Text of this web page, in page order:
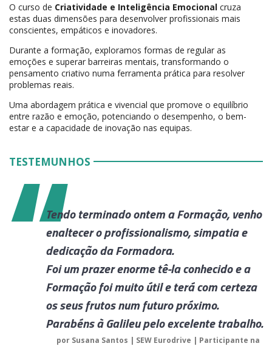
O curso de Criatividade e Inteligência Emocional cruza
estas duas dimensões para desenvolver profissionais mais
conscientes, empáticos e inovadores.
Durante a formação, exploramos formas de regular as
emoções e superar barreiras mentais, transformando o
pensamento criativo numa ferramenta prática para resolver
problemas reais.
Uma abordagem prática e vivencial que promove o equilíbrio
entre razão e emoção, potenciando o desempenho, o bem-
estar e a capacidade de inovação nas equipas.
TESTEMUNHOS
Tendo terminado ontem a Formação, venho
enaltecer o profissionalismo, simpatia e
dedicação da Formadora.
Foi um prazer enorme tê-la conhecido e a
Formação foi muito útil e terá com certeza
os seus frutos num futuro próximo.
Parabéns à Galileu pelo excelente trabalho.
por Susana Santos | SEW Eurodrive | Participante na